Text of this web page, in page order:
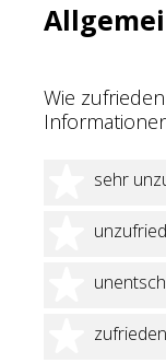
Wie
sehr
1
2
3
zufrieden
4